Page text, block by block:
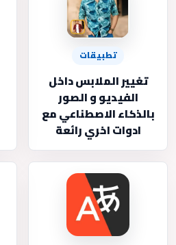
تطبيقات
تغيير الملابس داخل
الفيديو و الصور
بالذكاء الاصطناعي مع
ادوات اخري رائعة